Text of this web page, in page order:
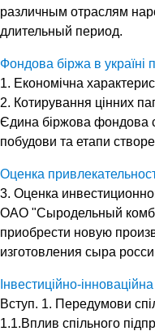
различным отраслям
длительный период.
Фондова біржа в україні
1. Економічна
2. Котирування цінних
Єдина біржова фондова
побудови та етапи
Оценка
3. Оценка
ОАО "Сыродельный
приобрести новую
изготовления сыра
Інвестиційно-
Вступ. 1. Передумови
1.1.Вплив спільного